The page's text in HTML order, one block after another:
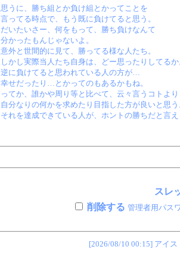
思うに、勝ち組とか負け組とかってことを
言ってる時点で、もう既に負けてると思う。
だいたいさー、何をもって、勝ち負けなんて
分かったもんじゃないよ。
意外と世間的に見て、勝ってる様な人たち。
しかし実際当人たち自身は、どー思ったりしてるか
逆に負けてると思われている人の方が…
幸せだったり…とかってのもあるかもね。
ってか、誰かや周り等と比べて、云々言うコトよ
自分なりの何かを求めたり目指した方が良いと思う
それを達成できている人が、ホントの勝ちだと言
スレ
削除する 管理者用パス
[2026/08/10 00:15] アイ